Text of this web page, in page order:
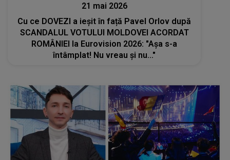
21 mai 2026
Cu ce DOVEZI a ieșit în față Pavel Orlov după
SCANDALUL VOTULUI MOLDOVEI ACORDAT
ROMÂNIEI la Eurovision 2026: "Așa s-a
întâmplat! Nu vreau și nu..."